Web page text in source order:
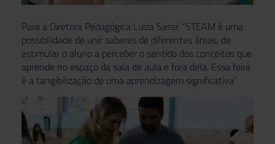
Para a Diretora Pedagógica Luiza Sassi: “STEAM é uma
possibilidade de unir saberes de diferentes áreas, de
estimular o aluno a perceber o sentido dos conceitos que
aprende no espaço da sala de aula e fora dela. Essa feira
é a tangibilização de uma aprendizagem significativa”